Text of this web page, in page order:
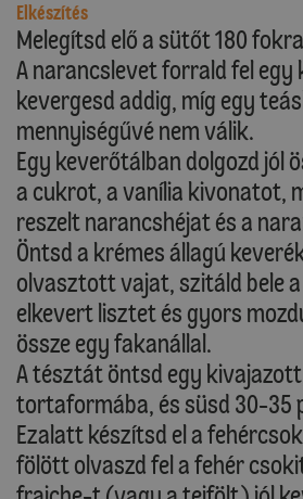
Elkészítés
Melegítsd elő a sütőt 180
A narancslevet forrald fel egy
kevergesd addig, míg egy
mennyiségűvé nem válik.
Egy keverőtálban dolgozd jól
a cukrot, a vanília kivonatot,
reszelt narancshéjat és a
Öntsd a krémes állagú
olvasztott vajat, szitáld bele
elkevert lisztet és gyors
össze egy fakanállal.
A tésztát öntsd egy
tortaformába, és süsd 30-35
Ezalatt készítsd el a
fölött olvaszd fel a fehér